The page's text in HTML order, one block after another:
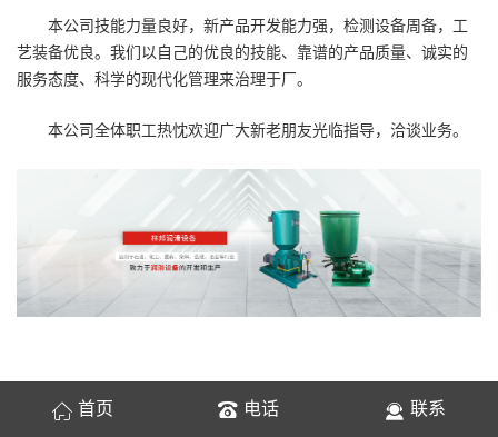
本公司技能力量良好，新产品开发能力强，检测设备周备，工
艺装备优良。我们以自己的优良的技能、靠谱的产品质量、诚实的
服务态度、科学的现代化管理来治理于厂。
本公司全体职工热忱欢迎广大新老朋友光临指导，洽谈业务。
首页 电话 联系